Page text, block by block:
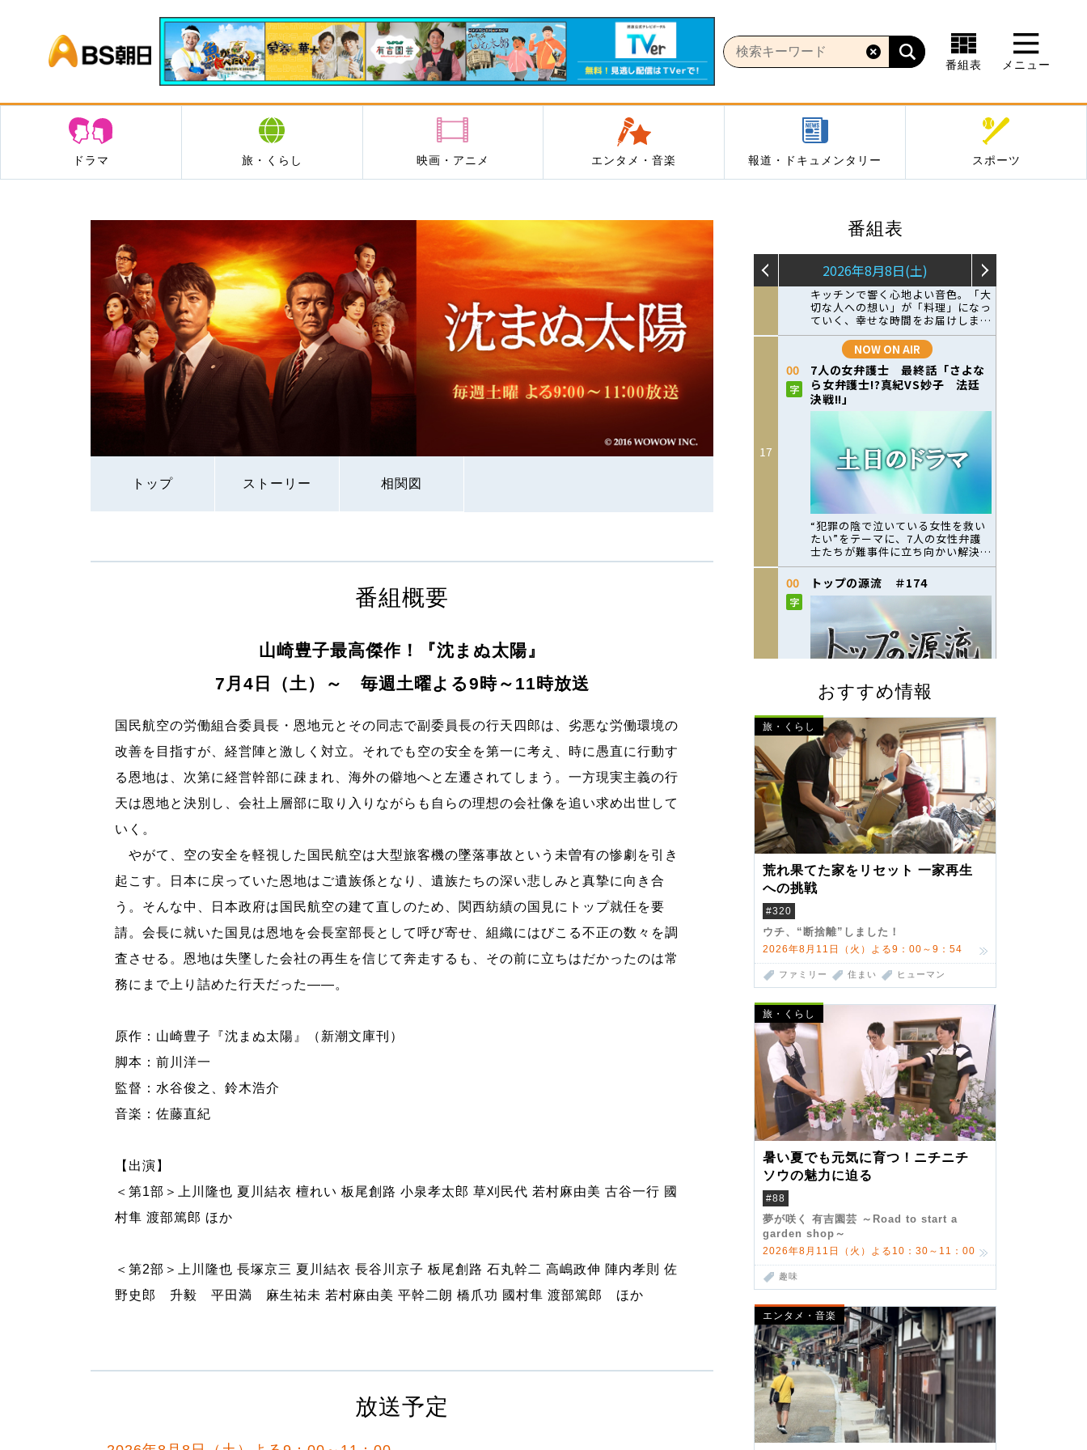
BS朝日
番組表 メニュー
ドラマ 旅・くらし 映画・アニメ エンタメ・音楽 報道・ドキュメンタリー スポーツ
トップ ストーリー 相関図
番組表
おすすめ情報
旅・くらし
荒れ果てた家をリセット 一家再生
への挑戦
#320
ウチ、“断捨離”しました！
2026年8月11日（火）よる9：00～9：54
ファミリー 住まい ヒューマン
旅・くらし
暑い夏でも元気に育つ！ニチニチ
ソウの魅力に迫る
#88
夢が咲く 有吉園芸 ～Road to start a
garden shop～
2026年8月11日（火）よる10：30～11：00
趣味
エンタメ・音楽
番組概要
山崎豊子最高傑作！『沈まぬ太陽』
7月4日（土）～ 毎週土曜よる9時～11時放送
国民航空の労働組合委員長・恩地元とその同志で副委員長の行天四郎は、劣悪な労働環境の
改善を目指すが、経営陣と激しく対立。それでも空の安全を第一に考え、時に愚直に行動す
る恩地は、次第に経営幹部に疎まれ、海外の僻地へと左遷されてしまう。一方現実主義の行
天は恩地と決別し、会社上層部に取り入りながらも自らの理想の会社像を追い求め出世して
いく。
やがて、空の安全を軽視した国民航空は大型旅客機の墜落事故という未曽有の惨劇を引き
起こす。日本に戻っていた恩地はご遺族係となり、遺族たちの深い悲しみと真摯に向き合
う。そんな中、日本政府は国民航空の建て直しのため、関西紡績の国見にトップ就任を要
請。会長に就いた国見は恩地を会長室部長として呼び寄せ、組織にはびこる不正の数々を調
査させる。恩地は失墜した会社の再生を信じて奔走するも、その前に立ちはだかったのは常
務にまで上り詰めた行天だった――。
原作：山崎豊子『沈まぬ太陽』（新潮文庫刊）
脚本：前川洋一
監督：水谷俊之、鈴木浩介
音楽：佐藤直紀
【出演】
＜第1部＞上川隆也 夏川結衣 檀れい 板尾創路 小泉孝太郎 草刈民代 若村麻由美 古谷一行 國
村隼 渡部篤郎 ほか
＜第2部＞上川隆也 長塚京三 夏川結衣 長谷川京子 板尾創路 石丸幹二 高嶋政伸 陣内孝則 佐
野史郎 升毅 平田満 麻生祐未 若村麻由美 平幹二朗 橋爪功 國村隼 渡部篤郎 ほか
放送予定